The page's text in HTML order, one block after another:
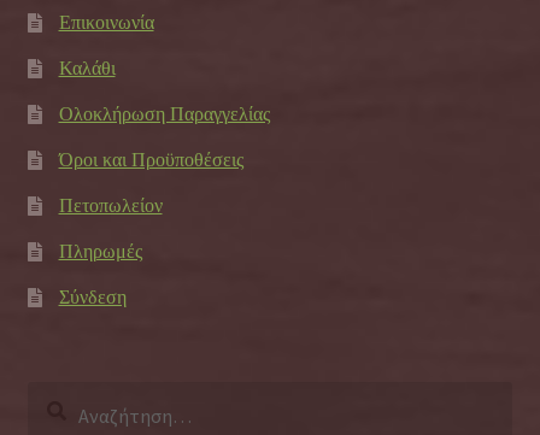
Επικοινωνία
Καλάθι
Ολοκλήρωση Παραγγελίας
Όροι και Προϋποθέσεις
Πετοπωλείον
Πληρωμές
Σύνδεση